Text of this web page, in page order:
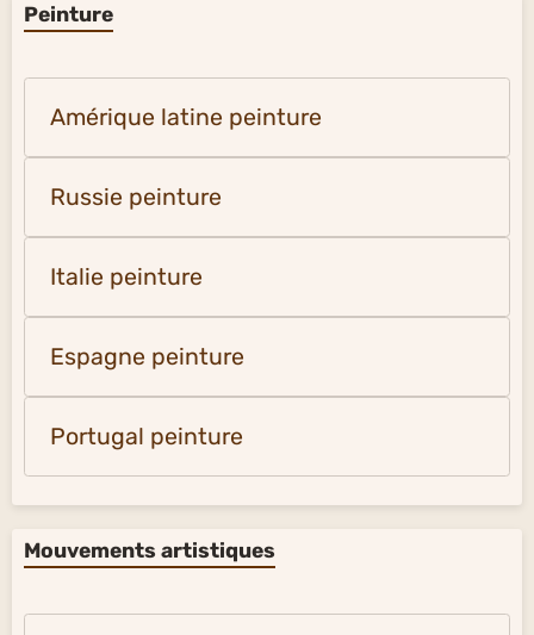
Peinture
Amérique latine peinture
Russie peinture
Italie peinture
Espagne peinture
Portugal peinture
Mouvements artistiques